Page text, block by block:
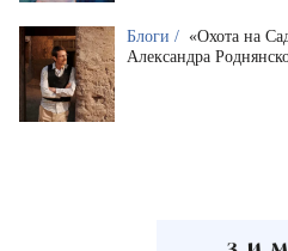
Блоги / «Охота на
Александра